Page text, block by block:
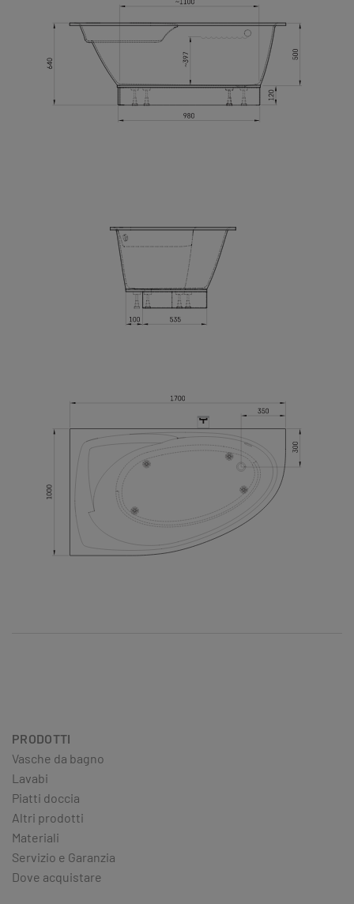
PRODOTTI
Vasche da bagno
Lavabi
Piatti doccia
Altri prodotti
Materiali
Servizio e Garanzia
Dove acquistare